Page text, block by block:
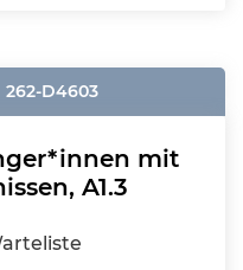
262-D4603
mit
A1.3